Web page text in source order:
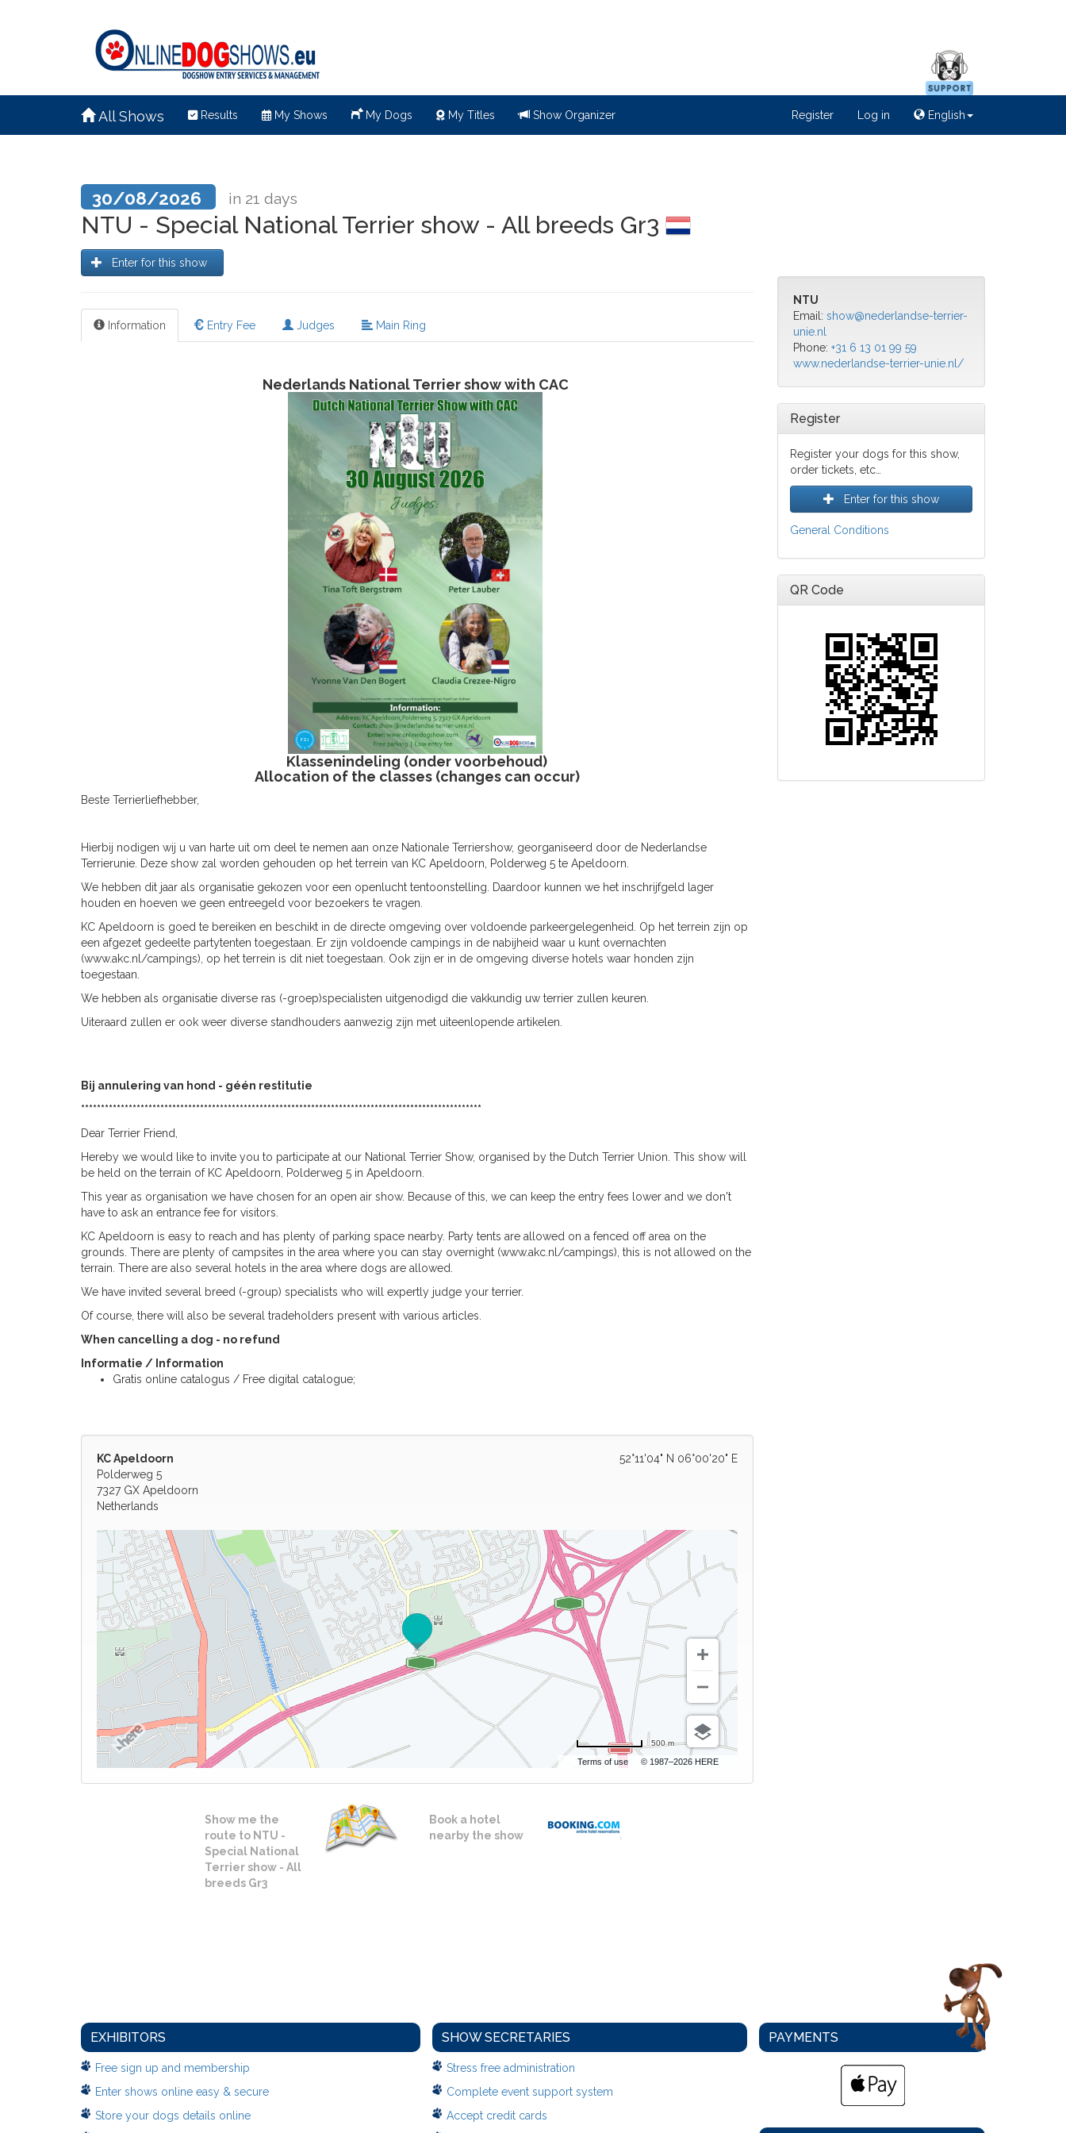
All Shows Results My Shows My Dogs My Titles Show Organizer Register Log in English
30/08/2026 in 21 days
NTU - Special National Terrier show - All breeds Gr3
Enter for this show
Information Entry Fee Judges Main Ring
Nederlands National Terrier show with CAC
Klassenindeling (onder voorbehoud)
Allocation of the classes (changes can occur)
Beste Terrierliefhebber,
Hierbij nodigen wij u van harte uit om deel te nemen aan onze Nationale Terriershow, georganiseerd door de Nederlandse
Terrierunie. Deze show zal worden gehouden op het terrein van KC Apeldoorn, Polderweg 5 te Apeldoorn.
We hebben dit jaar als organisatie gekozen voor een openlucht tentoonstelling. Daardoor kunnen we het inschrijfgeld lager
houden en hoeven we geen entreegeld voor bezoekers te vragen.
KC Apeldoorn is goed te bereiken en beschikt in de directe omgeving over voldoende parkeergelegenheid. Op het terrein zijn op
een afgezet gedeelte partytenten toegestaan. Er zijn voldoende campings in de nabijheid waar u kunt overnachten
(www.akc.nl/campings), op het terrein is dit niet toegestaan. Ook zijn er in de omgeving diverse hotels waar honden zijn
toegestaan.
We hebben als organisatie diverse ras (-groep)specialisten uitgenodigd die vakkundig uw terrier zullen keuren.
Uiteraard zullen er ook weer diverse standhouders aanwezig zijn met uiteenlopende artikelen.
Bij annulering van hond - géén restitutie
*****************************************************************************************************
Dear Terrier Friend,
Hereby we would like to invite you to participate at our National Terrier Show, organised by the Dutch Terrier Union. This show will
be held on the terrain of KC Apeldoorn, Polderweg 5 in Apeldoorn.
This year as organisation we have chosen for an open air show. Because of this, we can keep the entry fees lower and we don't
have to ask an entrance fee for visitors.
KC Apeldoorn is easy to reach and has plenty of parking space nearby. Party tents are allowed on a fenced off area on the
grounds. There are plenty of campsites in the area where you can stay overnight (www.akc.nl/campings), this is not allowed on the
terrain. There are also several hotels in the area where dogs are allowed.
We have invited several breed (-group) specialists who will expertly judge your terrier.
Of course, there will also be several tradeholders present with various articles.
When cancelling a dog - no refund
Informatie / Information
Gratis online catalogus / Free digital catalogue;
52°11'04" N 06°00'20" E
KC Apeldoorn
Polderweg 5
7327 GX Apeldoorn
Netherlands
Terms of use © 1987–2026 HERE
500 m
Show me the
route to NTU -
Special National
Terrier show - All
breeds Gr3
Book a hotel
nearby the show
NTU
Email: show@nederlandse-terrier-
unie.nl
Phone: +31 6 13 01 99 59
www.nederlandse-terrier-unie.nl/
Register
Register your dogs for this show,
order tickets, etc…
Enter for this show
General Conditions
QR Code
EXHIBITORS
Free sign up and membership
Enter shows online easy & secure
Store your dogs details online
SHOW SECRETARIES
Stress free administration
Complete event support system
Accept credit cards
PAYMENTS